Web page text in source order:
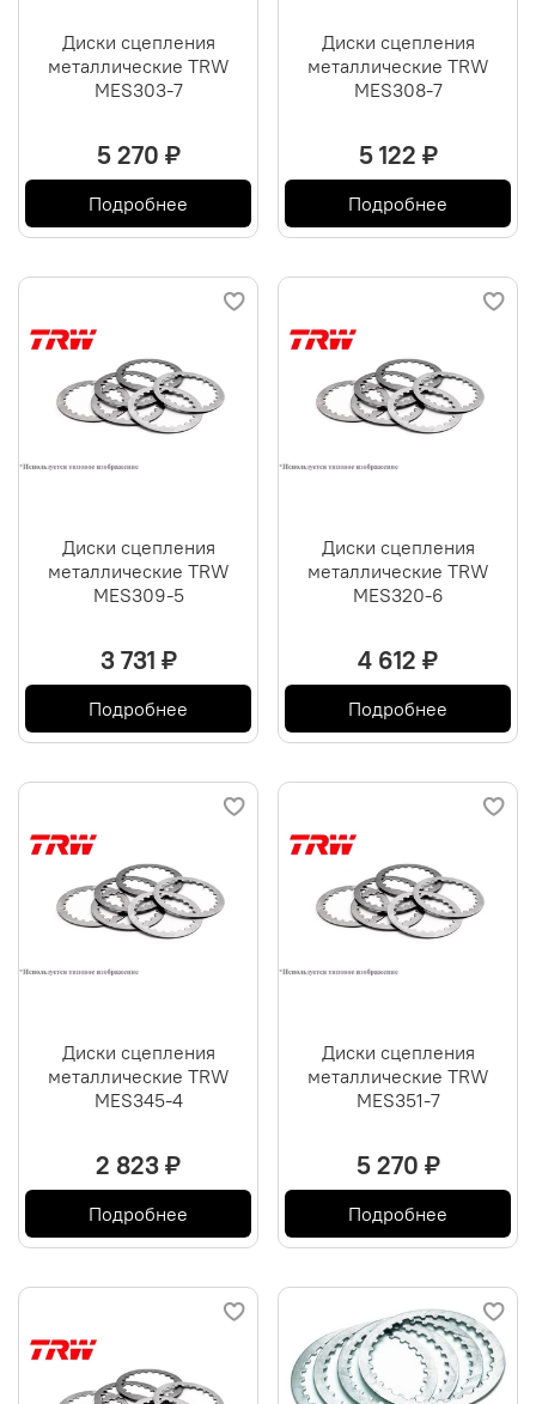
Диски сцепления
металлические TRW
MES303-7
5 270 ₽
Подробнее
Диски сцепления
металлические TRW
MES308-7
5 122 ₽
Подробнее
Диски сцепления
металлические TRW
MES309-5
3 731 ₽
Подробнее
Диски сцепления
металлические TRW
MES320-6
4 612 ₽
Подробнее
Диски сцепления
металлические TRW
MES345-4
2 823 ₽
Подробнее
Диски сцепления
металлические TRW
MES351-7
5 270 ₽
Подробнее